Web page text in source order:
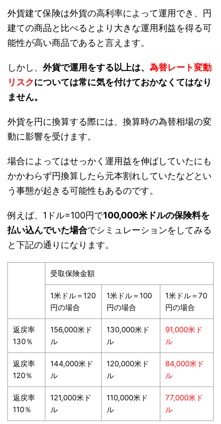
外貨建て保険は外貨の高利率によって運用でき、円
建ての商品と比べるとより大きな運用利益を得る可
能性が高い商品であると言えます。
しかし、 外貨で運用をする以上は、 為替レート変動
リスクについては常に気を付けておかなくてはなり
ません。
外貨を円に換算する際には、換算時の為替相場の変
動に影響を受けます。
場合によってはせっかく運用益を伸ばしていたにも
かかわらず円換算したら元本割れしていたなどとい
う事態が起きる可能性もあるのです。
例えば、1ドル=100円で100,000米ドルの保険料を
払い込んでいた場合でシミュレーションをしてみる
と下記の通りになります。
受取保険金額
1米ドル＝120
円の場合
1米ドル＝100
円の場合
1米ドル＝70
円の場合
返戻率
130％
156,000米ド
ル
130,000米ド
ル
91,000米ド
ル
返戻率
120％
144,000米ド
ル
120,000米ド
ル
84,000米ド
ル
返戻率
110％
121,000米ド
ル
110,000米ド
ル
77,000米ド
ル